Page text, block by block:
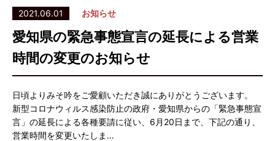
2021.06.01 お知らせ
愛知県の緊急事態宣言の延長による営業
時間の変更のお知らせ
日頃よりみそ吟をご愛顧いただき誠にありがとうございます。
新型コロナウィルス感染防止の政府・愛知県からの「緊急事態宣
言」の延長による各種要請に従い、6月20日まで、下記の通り、
営業時間を変更いたしま…